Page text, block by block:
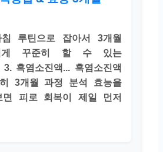
루틴으로 잡아서 3개월
게 꾸준히 할 수 있는
3. 흑염소진액... 흑염소진액
3개월 과정 분석 효능을
면 피로 회복이 제일 먼저